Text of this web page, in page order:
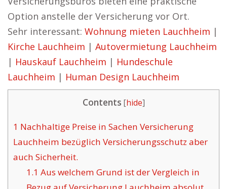
Option anstelle der Versicherung vor Ort.
Sehr interessant: Wohnung mieten Lauchheim |
Kirche Lauchheim | Autovermietung Lauchheim
| Hauskauf Lauchheim | Hundeschule
Lauchheim | Human Design Lauchheim
Contents [hide]
1 Nachhaltige Preise in Sachen Versicherung
Lauchheim bezüglich Versicherungsschutz aber
auch Sicherheit.
1.1 Aus welchem Grund ist der Vergleich in